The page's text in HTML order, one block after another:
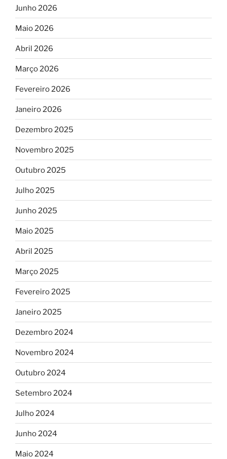
Junho 2026
Maio 2026
Abril 2026
Março 2026
Fevereiro 2026
Janeiro 2026
Dezembro 2025
Novembro 2025
Outubro 2025
Julho 2025
Junho 2025
Maio 2025
Abril 2025
Março 2025
Fevereiro 2025
Janeiro 2025
Dezembro 2024
Novembro 2024
Outubro 2024
Setembro 2024
Julho 2024
Junho 2024
Maio 2024